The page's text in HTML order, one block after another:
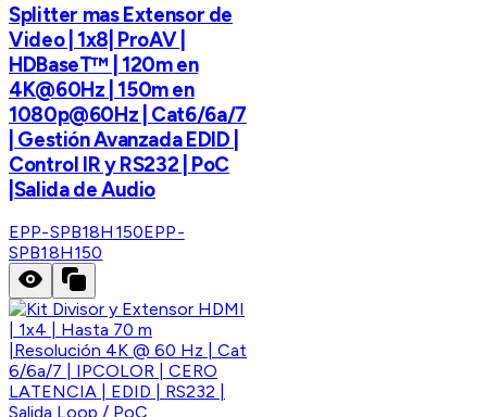
Splitter mas Extensor de
Video | 1x8| ProAV |
HDBaseT™ | 120m en
4K@60Hz | 150m en
1080p@60Hz | Cat6/6a/7
| Gestión Avanzada EDID |
Control IR y RS232 | PoC
|Salida de Audio
EPP-SPB18H150EPP-
SPB18H150